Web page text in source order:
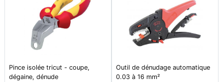
Pince isolée tricut - coupe,
dégaine, dénude
Outil de dénudage automatique
0.03 à 16 mm²